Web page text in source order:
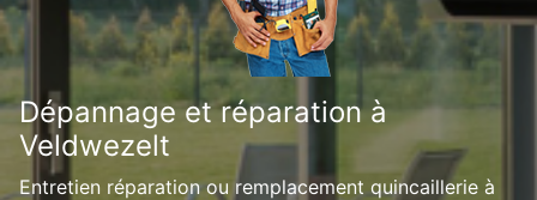
Dépannage et réparation à
Veldwezelt
Entretien réparation ou remplacement quincaillerie à